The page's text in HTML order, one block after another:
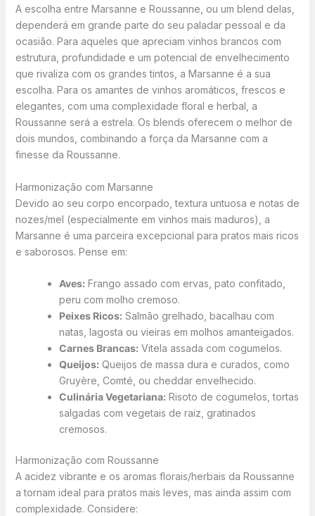
A escolha entre Marsanne e Roussanne, ou um blend delas,
dependerá em grande parte do seu paladar pessoal e da
ocasião. Para aqueles que apreciam vinhos brancos com
estrutura, profundidade e um potencial de envelhecimento
que rivaliza com os grandes tintos, a Marsanne é a sua
escolha. Para os amantes de vinhos aromáticos, frescos e
elegantes, com uma complexidade floral e herbal, a
Roussanne será a estrela. Os blends oferecem o melhor de
dois mundos, combinando a força da Marsanne com a
finesse da Roussanne.
Harmonização com Marsanne
Devido ao seu corpo encorpado, textura untuosa e notas de
nozes/mel (especialmente em vinhos mais maduros), a
Marsanne é uma parceira excepcional para pratos mais ricos
e saborosos. Pense em:
Aves:Frango assado com ervas, pato confitado,
peru com molho cremoso.
Peixes Ricos:Salmão grelhado, bacalhau com
natas, lagosta ou vieiras em molhos amanteigados.
Carnes Brancas:Vitela assada com cogumelos.
Queijos:Queijos de massa dura e curados, como
Gruyère, Comté, ou cheddar envelhecido.
Culinária Vegetariana:Risoto de cogumelos, tortas
salgadas com vegetais de raiz, gratinados
cremosos.
Harmonização com Roussanne
A acidez vibrante e os aromas florais/herbais da Roussanne
a tornam ideal para pratos mais leves, mas ainda assim com
complexidade. Considere: